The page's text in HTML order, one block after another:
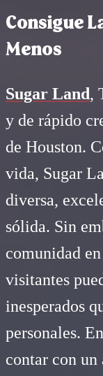
Consigue
Menos
Sugar Land,
y de rápido
de Houston.
vida, Sugar
diversa,
sólida. Sin
comunidad
visitantes
inesperados
personales.
contar con un